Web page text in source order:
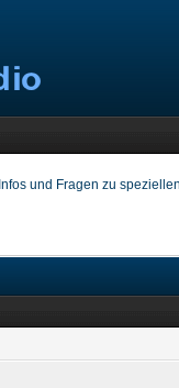
Infos und Fragen zu